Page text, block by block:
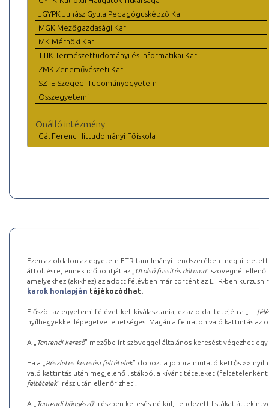
JGYPK Juhász Gyula Pedagógusképző Kar
MGK Mezőgazdasági Kar
MK Mérnöki Kar
TTIK Természettudományi és Informatikai Kar
ZMK Zeneművészeti Kar
SZTE Szegedi Tudományegyetem
Összegyetemi
Önálló intézmény
Gál Ferenc Hittudományi Főiskola
Ezen az oldalon az egyetem ETR tanulmányi rendszerében
áttöltésre, ennek időpontját az „ Utolsó frissítés dátuma” szövegnél
amelyekhez (akikhez) az adott félévben már történt az ETR-ben
karok honlapján tájékozódhat.
Először az egyetemi félévet kell kiválasztania, ez az oldal tetején a „
…
nyílhegyekkel lépegetve lehetséges. Magán a feliraton való kattintás az
A „ Tanrendi kereső” mezőbe írt szöveggel általános keresést végezhet
Ha a „ Részletes keresési feltételek” dobozt a jobbra mutató kettős >>
való kattintás után megjelenő listákból a kívánt tételeket (feltételenként
feltételek” rész után ellenőrizheti.
A „ Tanrendi böngésző” részben keresés nélkül, rendezett listákat